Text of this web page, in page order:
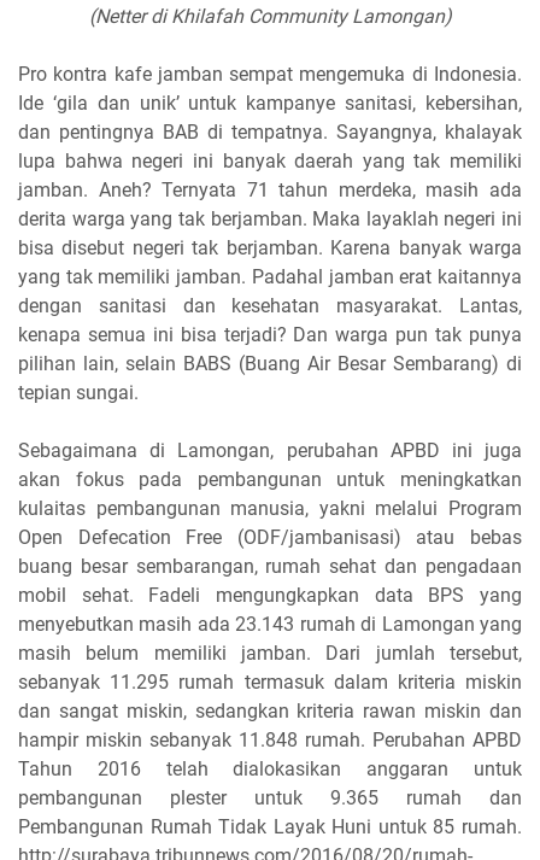
(Netter di Khilafah Community Lamongan)
Pro kontra kafe jamban sempat mengemuka di Indonesia.
Ide ‘gila dan unik’ untuk kampanye sanitasi, kebersihan,
dan pentingnya BAB di tempatnya. Sayangnya, khalayak
lupa bahwa negeri ini banyak daerah yang tak memiliki
jamban. Aneh? Ternyata 71 tahun merdeka, masih ada
derita warga yang tak berjamban. Maka layaklah negeri ini
bisa disebut negeri tak berjamban. Karena banyak warga
yang tak memiliki jamban. Padahal jamban erat kaitannya
dengan sanitasi dan kesehatan masyarakat. Lantas,
kenapa semua ini bisa terjadi? Dan warga pun tak punya
pilihan lain, selain BABS (Buang Air Besar Sembarang) di
tepian sungai.
Sebagaimana di Lamongan, perubahan APBD ini juga
akan fokus pada pembangunan untuk meningkatkan
kulaitas pembangunan manusia, yakni melalui Program
Open Defecation Free (ODF/jambanisasi) atau bebas
buang besar sembarangan, rumah sehat dan pengadaan
mobil sehat. Fadeli mengungkapkan data BPS yang
menyebutkan masih ada 23.143 rumah di Lamongan yang
masih belum memiliki jamban. Dari jumlah tersebut,
sebanyak 11.295 rumah termasuk dalam kriteria miskin
dan sangat miskin, sedangkan kriteria rawan miskin dan
hampir miskin sebanyak 11.848 rumah. Perubahan APBD
Tahun 2016 telah dialokasikan anggaran untuk
pembangunan plester untuk 9.365 rumah dan
Pembangunan Rumah Tidak Layak Huni untuk 85 rumah.